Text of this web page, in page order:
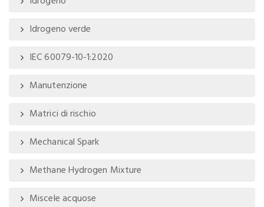
Idrogeno verde
IEC 60079-10-1:2020
Manutenzione
Matrici di rischio
Mechanical Spark
Methane Hydrogen Mixture
Miscele acquose